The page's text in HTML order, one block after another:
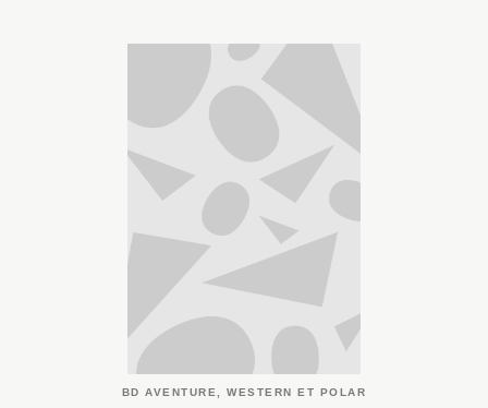
BD AVENTURE, WESTERN ET POLAR